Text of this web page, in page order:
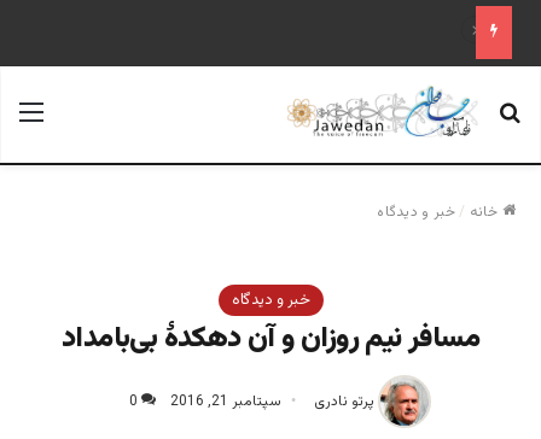
«آینده فدراسیون روسیه پس از پوتین؛ تحلیل یک سناریوی محتمل»
جستجو برای
خانه /خبر و دیدگاه
خبر و دیدگاه
مسافر نیم روزان و آن دهکدۀ بی‌بامداد
پرتو نادری سپتامبر 21, 2016 0